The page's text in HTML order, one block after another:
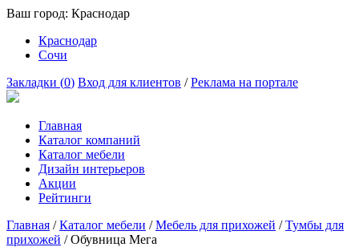
Ваш город: Краснодар
Краснодар
Сочи
Закладки (0) Вход для клиентов /Реклама на портале
Главная
Каталог компаний
Каталог мебели
Дизайн интерьеров
Акции
Рейтинги
Главная /Каталог мебели /Мебель для прихожей /Тумбы для
прихожей /Обувница Мега